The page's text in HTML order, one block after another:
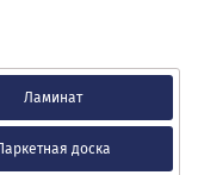
Ламинат
доска